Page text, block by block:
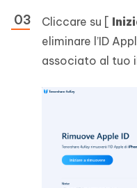
Cliccare su [
eliminare l’ID
associato al tuo